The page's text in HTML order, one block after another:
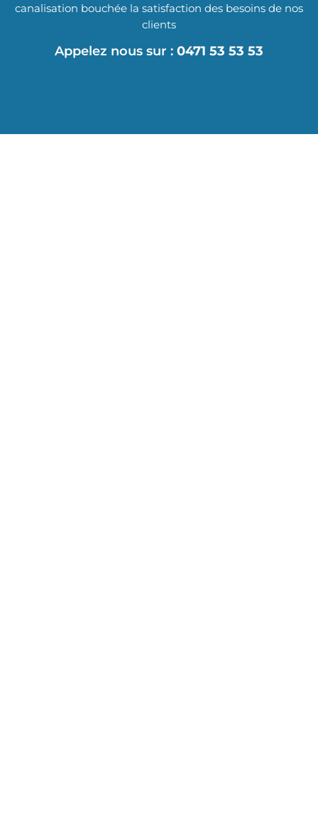
canalisation bouchée la satisfaction des besoins de nos
clients
Appelez nous sur : 0471 53 53 53